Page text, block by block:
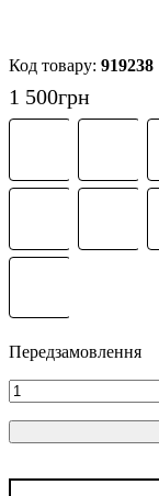
919238
1 500грн